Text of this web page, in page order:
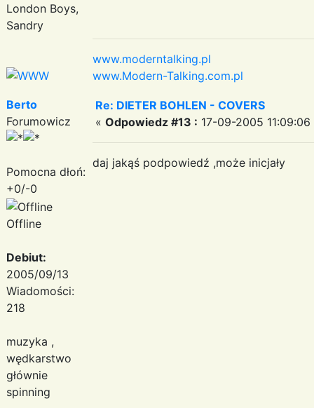
London Boys,
Sandry
www.moderntalking.pl
www.Modern-Talking.com.pl
Berto
Forumowicz
Pomocna dłoń:
+0/-0
Offline
Debiut:
2005/09/13
Wiadomości:
218
muzyka ,
wędkarstwo
głównie
spinning
Re: DIETER BOHLEN - COVERS
« Odpowiedz #13 : 17-09-2005 11:09:06
daj jakąś podpowiedź ,może inicjały